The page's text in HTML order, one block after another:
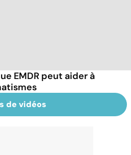
EMDR peut aider à
de vidéos